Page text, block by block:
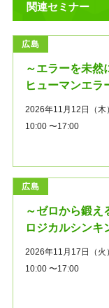
関連セミナー
広島
～エラーを未然
ヒューマンエ
2026年11月12日（木）
10:00 〜17:00
広島
～ゼロから鍛え
ロジカルシン
2026年11月17日（火）
10:00 〜17:00